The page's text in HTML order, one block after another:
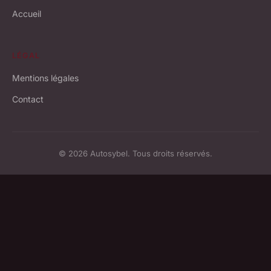
Accueil
LÉGAL
Mentions légales
Contact
© 2026 Autosybel. Tous droits réservés.